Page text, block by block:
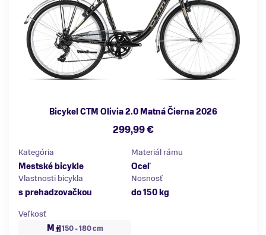
Bicykel CTM Olivia 2.0 Matná Čierna 2026
299,99 €
Kategória
Mestské bicykle
Materiál rámu
Oceľ
Vlastnosti bicykla
s prehadzovačkou
Nosnosť
do 150 kg
Veľkosť
M
150 - 180 cm